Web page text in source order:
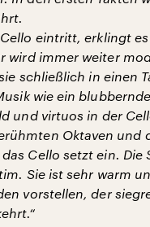
eintritt, erklingt es
wird immer weiter
schließlich in einen
wie ein
und virtuos in der
Oktaven und
Cello setzt ein. Die
Sie ist sehr warm
vorstellen, der